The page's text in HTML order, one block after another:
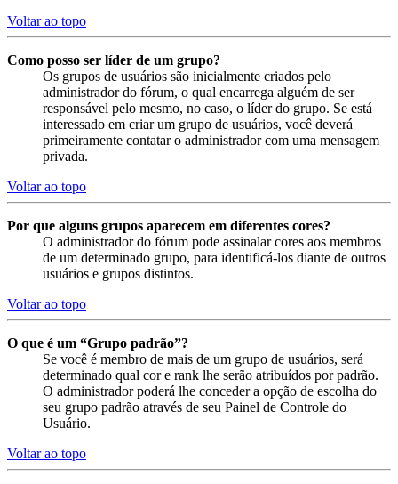
Voltar ao topo
Como posso ser líder de um grupo?
Os grupos de usuários são inicialmente criados pelo
administrador do fórum, o qual encarrega alguém de ser
responsável pelo mesmo, no caso, o líder do grupo. Se está
interessado em criar um grupo de usuários, você deverá
primeiramente contatar o administrador com uma mensagem
privada.
Voltar ao topo
Por que alguns grupos aparecem em diferentes cores?
O administrador do fórum pode assinalar cores aos membros
de um determinado grupo, para identificá-los diante de outros
usuários e grupos distintos.
Voltar ao topo
O que é um “Grupo padrão”?
Se você é membro de mais de um grupo de usuários, será
determinado qual cor e rank lhe serão atribuídos por padrão.
O administrador poderá lhe conceder a opção de escolha do
seu grupo padrão através de seu Painel de Controle do
Usuário.
Voltar ao topo